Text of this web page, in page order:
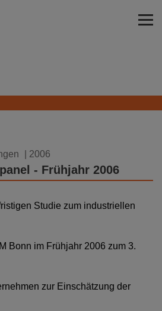
für Mittelstandsforschung Bonn
13.03.2006
| 2006
- Frühjahr 2006
Studie zum industriellen
Bonn im Frühjahr 2006 zum 3.
zur Einschätzung der